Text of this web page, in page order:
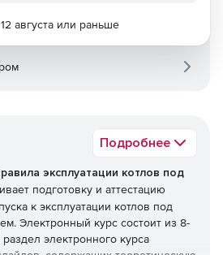
Подробнее
эксплуатации котлов под
подготовку и аттестацию
к эксплуатации котлов под
Электронный курс состоит из 8-
электронного курса
августа или раньше